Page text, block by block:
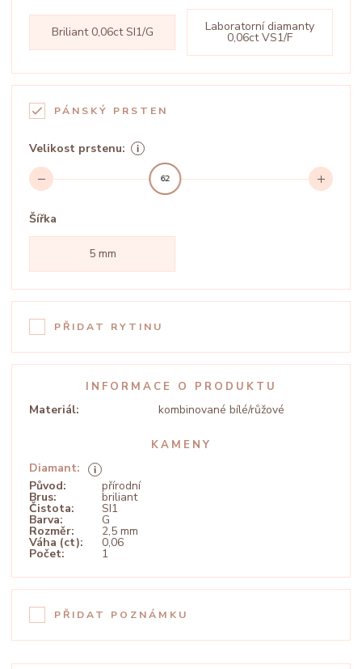
Briliant 0,06ct SI1/G Laboratorní diamanty
0,06ct VS1/F
PÁNSKÝ PRSTEN
Velikost prstenu:
62
Šířka
5 mm
PŘIDAT RYTINU
INFORMACE O PRODUKTU
Materiál: kombinované bílé/růžové
KAMENY
Diamant:
Původ:
přírodní
Brus: briliant
Čistota: SI1
Barva: G
Rozměr: 2,5 mm
Váha (ct): 0,06
Počet: 1
PŘIDAT POZNÁMKU